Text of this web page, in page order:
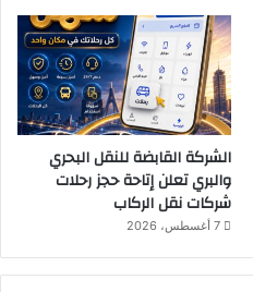
الشركة القابضة للنقل البحري
والبري تعلن إتاحة حجز رحلات
شركات نقل الركاب
7 أغسطس، 2026